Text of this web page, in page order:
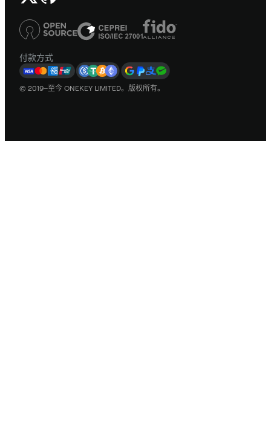
付款方式
© 2019–至今 ONEKEY LIMITED。版权所有。